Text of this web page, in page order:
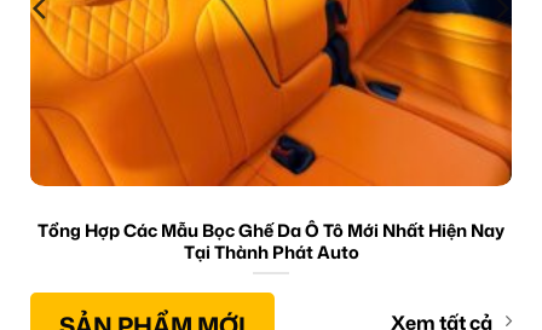
Tổng Hợp Các Mẫu Bọc Ghế Da Ô Tô Mới Nhất Hiện Nay
Tại Thành Phát Auto
Xem tất cả